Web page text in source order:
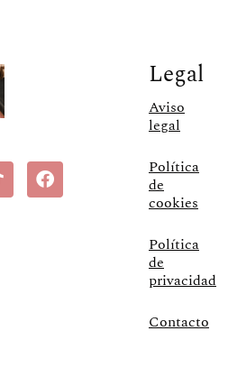
Legal
Aviso
legal
Política
de
cookies
Política
de
privacidad
Contacto